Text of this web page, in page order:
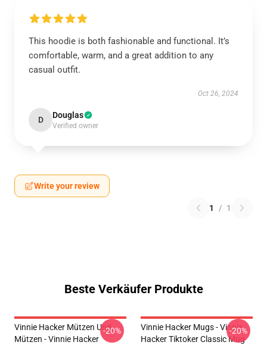
This hoodie is both fashionable and functional. It’s
comfortable, warm, and a great addition to any
casual outfit.
Oct 26, 2024
D Douglas
Verified owner
Write your review
1 / 1
Beste Verkäufer Produkte
Vinnie Hacker Mützen Und
Mützen - Vinnie Hacker
-20%
Vinnie Hacker Mugs - Vinnie
Hacker Tiktoker Classic Mug
-20%